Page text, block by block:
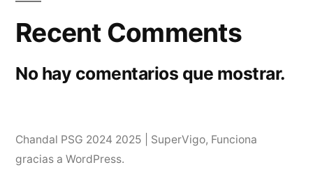
Recent Comments
No hay comentarios que mostrar.
Chandal PSG 2024 2025 | SuperVigo, Funciona
gracias a WordPress.